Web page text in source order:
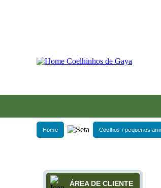
Home Coelhos / pequenos
ÁREA DE CLIENTE